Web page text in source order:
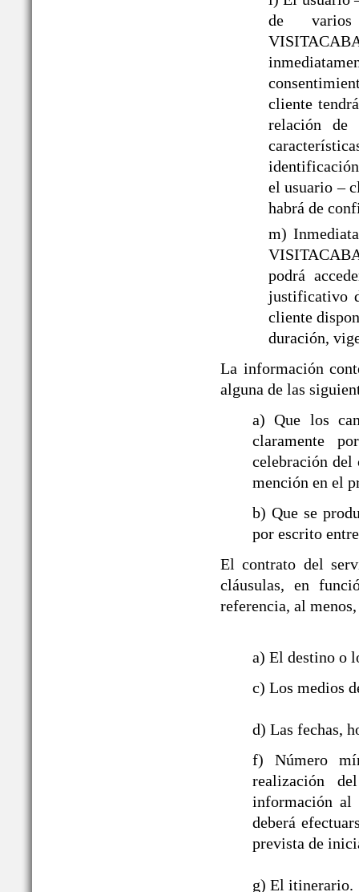
de
cliente
relación de
el usuario –
habrá de
m)
podrá
justificativo
cliente
duración,
La información
alguna de las
a) Que los
claramente
celebración del
mención en el
b) Que se
por escrito
El contrato del
cláusulas, en
referencia, al
a) El destino o
c) Los medios
d) Las fechas,
f) Número
realización
información al
deberá
prevista de
g) El itinerario.